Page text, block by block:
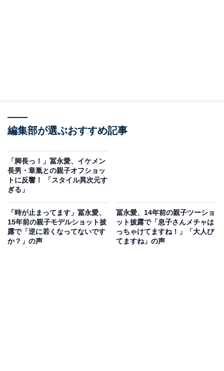
編集部が選ぶおすすめ記事
「脚長っ！」冨永愛、イケメン
長男・章胤との親子オフショッ
トに反響！ 「スタイル異次元す
ぎる」
「時が止まってます」冨永愛、
15年前の親子モデルショット披
露で「逆に若くなってないです
か？」の声
冨永愛、14年前の親子ツーショ
ット披露で「息子さんメチャは
っちゃけてますね！」「大人び
てますね」の声